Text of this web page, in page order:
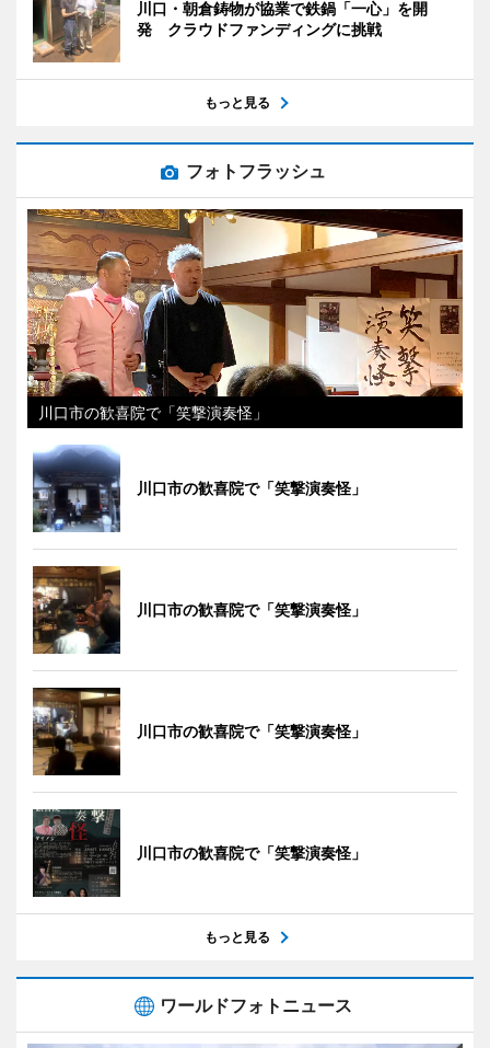
川口・朝倉鋳物が協業で鉄鍋「一心」を開
発 クラウドファンディングに挑戦
もっと見る
フォトフラッシュ
川口市の歓喜院で「笑撃演奏怪」
川口市の歓喜院で「笑撃演奏怪」
川口市の歓喜院で「笑撃演奏怪」
川口市の歓喜院で「笑撃演奏怪」
川口市の歓喜院で「笑撃演奏怪」
もっと見る
ワールドフォトニュース